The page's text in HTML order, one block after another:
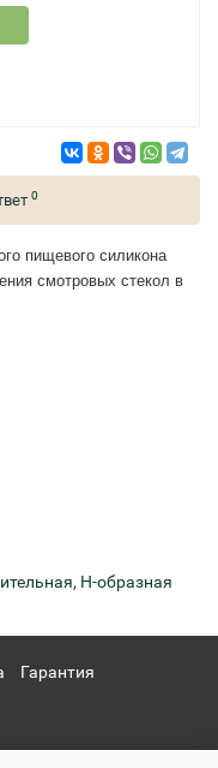
0
пищевого силикона
смотровых стекол в
, Н-образная
Гарантия